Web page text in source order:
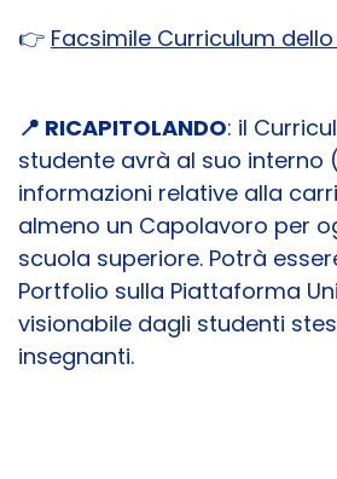
👉 Facsimile Curriculum
📍​ RICAPITOLANDO: il
studente avrà al suo interno
informazioni relative alla
almeno un Capolavoro per
scuola superiore. Potrà
Portfolio sulla Piattaforma
visionabile dagli studenti
insegnanti.